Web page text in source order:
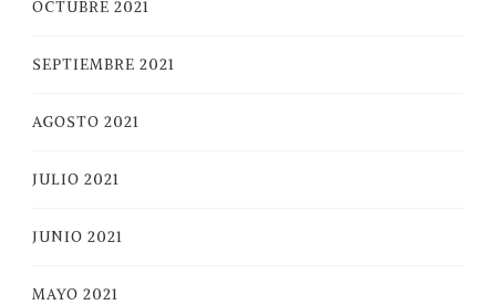
OCTUBRE 2021
SEPTIEMBRE 2021
AGOSTO 2021
JULIO 2021
JUNIO 2021
MAYO 2021